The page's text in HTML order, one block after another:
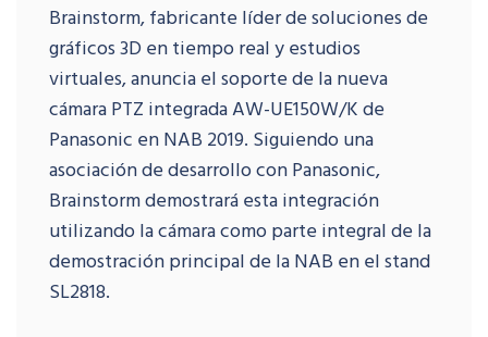
Brainstorm, fabricante líder de soluciones de
gráficos 3D en tiempo real y estudios
virtuales, anuncia el soporte de la nueva
cámara PTZ integrada AW-UE150W/K de
Panasonic en NAB 2019. Siguiendo una
asociación de desarrollo con Panasonic,
Brainstorm demostrará esta integración
utilizando la cámara como parte integral de la
demostración principal de la NAB en el stand
SL2818.